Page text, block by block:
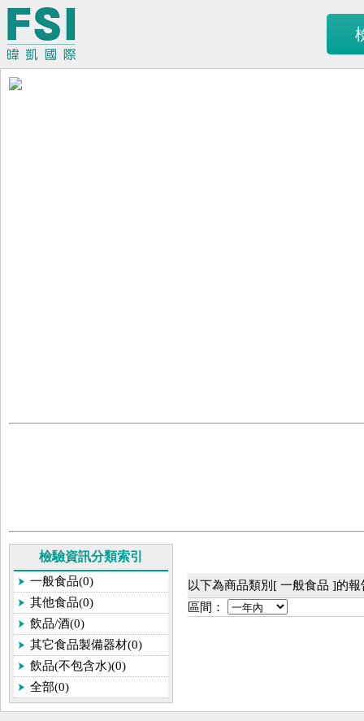
檢驗資訊分類索引
一般食品(0)
其他食品(0)
飲品/酒(0)
其它食品製備器材(0)
飲品(不包含水)(0)
全部(0)
以下為商品類別[ 一般食品 ]的
區間：